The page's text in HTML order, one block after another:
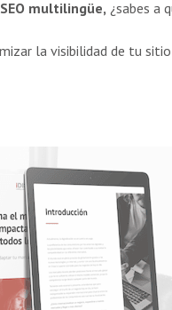
SEO multilingüe, ¿sabes a
la visibilidad de tu